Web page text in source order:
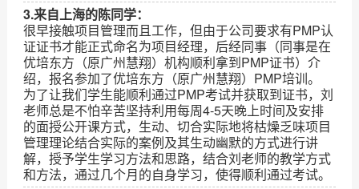
3.来自上海的陈同学：
很早接触项目管理而且工作，但由于公司要求有PMP认
证证书才能正式命名为项目经理，后经同事（同事是在
优培东方（原广州慧翔）机构顺利拿到PMP证书）介
绍，报名参加了优培东方（原广州慧翔）PMP培训。
为了让我们学生能顺利通过PMP考试并获取到证书，刘
老师总是不怕辛苦坚持利用每周4-5天晚上时间及安排
的面授公开课方式，生动、切合实际地将枯燥乏味项目
管理理论结合实际的案例及其生动幽默的方式进行讲
解，授予学生学习方法和思路，结合刘老师的教学方式
和方法，通过几个月的自身学习，使得顺利通过考试。